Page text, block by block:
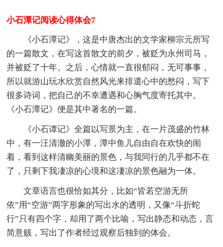
小石潭记阅读心得体会7
《小石潭记》，这是中唐杰出的文学家柳宗元所写
的一篇散文，在写这首散文的前夕，被贬为永州司马，
并被贬了十年。之后，心情就一直很郁闷，无可事事，
所以就游山玩水欣赏自然风光来排遣心中的愁闷，写下
很多诗词，把自己的不幸遭遇和心胸气度寄托其中。
《小石潭记》便是其中著名的一篇。
《小石谭记》全篇以写景为主，在一片茂盛的竹林
中，有一汪清澈的小潭，潭中鱼儿自由自在欢快的闹
着，看到这样清幽美丽的景色，与我同行的几乎都不在
了，只剩下我凄凉的心境和这凄凉的景色融为一体。
文章语言也很恰如其分，比如“皆若空游无所
依”用“空游”两字形象的写出水的透明，又像“斗折蛇
行”只有四个字，却用了两个比喻，写出静态和动态，言
简意赅，写出了作者经过观察后独到的体会。